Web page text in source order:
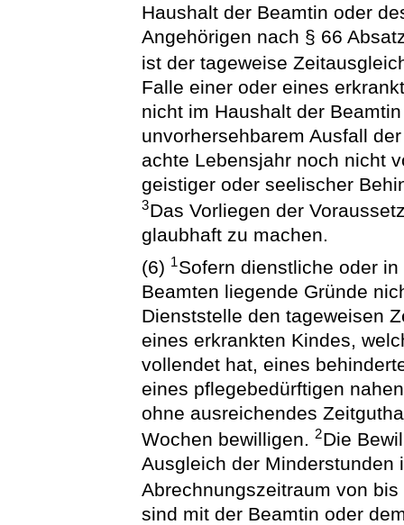
Haushalt der Beamtin oder
Angehörigen nach § 66
ist der tageweise
Falle einer oder eines
nicht im Haushalt der
unvorhersehbarem Ausfall
achte Lebensjahr noch nicht
geistiger oder seelischer
3Das Vorliegen der
glaubhaft zu machen.
(6) 1Sofern dienstliche oder
Beamten liegende Gründe
Dienststelle den tageweisen
eines erkrankten Kindes,
vollendet hat, eines
eines pflegebedürftigen
ohne ausreichendes
Wochen bewilligen.2Die
Ausgleich der Minderstunden
Abrechnungszeitraum von
sind mit der Beamtin oder